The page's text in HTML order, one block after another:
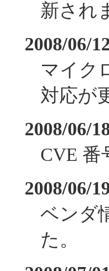
新され
2008/06/
マイク
対応が
2008/06/
CVE 番
2008/06/
ベンダ
た。